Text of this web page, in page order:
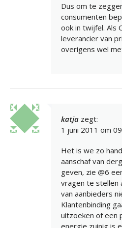
Dus om te
consumenten
ook in twijfel. Als
leverancier van
overigens wel
katja zegt:
1 juni 2011 om
Het is we zo
aanschaf van
geven, zie @6
vragen te stellen
van aanbieders
Klantenbinding
uitzoeken of een